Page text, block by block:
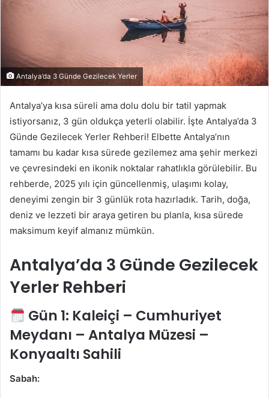
Antalya’da 3 Günde Gezilecek Yerler
Antalya’ya kısa süreli ama dolu dolu bir tatil yapmak
istiyorsanız, 3 gün oldukça yeterli olabilir. İşte Antalya’da 3
Günde Gezilecek Yerler Rehberi! Elbette Antalya’nın
tamamı bu kadar kısa sürede gezilemez ama şehir merkezi
ve çevresindeki en ikonik noktalar rahatlıkla görülebilir. Bu
rehberde, 2025 yılı için güncellenmiş, ulaşımı kolay,
deneyimi zengin bir 3 günlük rota hazırladık. Tarih, doğa,
deniz ve lezzeti bir araya getiren bu planla, kısa sürede
maksimum keyif almanız mümkün.
Antalya’da 3 Günde Gezilecek
Yerler Rehberi
Gün 1: Kaleiçi – Cumhuriyet
Meydanı – Antalya Müzesi –
Konyaaltı Sahili
Sabah: